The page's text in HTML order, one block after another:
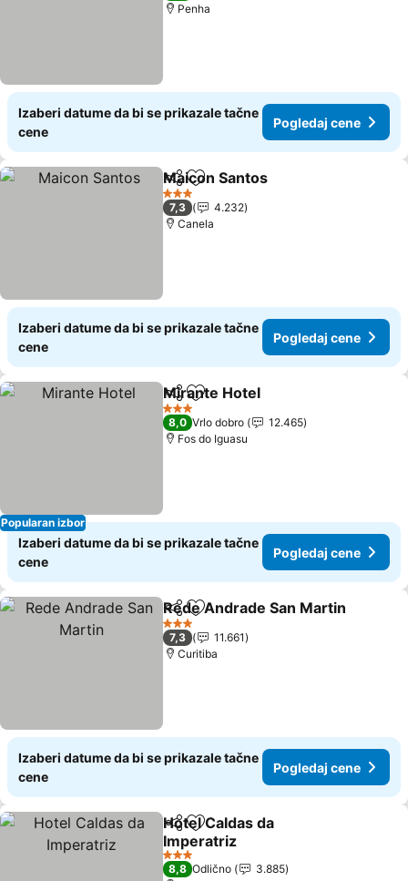
Penha
Izaberi datume da bi se prikazale tačne
cene
Pogledaj cene
Deli Dodati u favorite
Maicon Santos
3 Zvezdice
7,3
4.232
Canela
Izaberi datume da bi se prikazale tačne
cene
Pogledaj cene
Popularan izbor
Deli Dodati u favorite
Mirante Hotel
3 Zvezdice
8,0 Vrlo dobro
12.465
Fos do Iguasu
Izaberi datume da bi se prikazale tačne
cene
Pogledaj cene
Deli Dodati u favorite
Rede Andrade San Martin
3 Zvezdice
7,3
11.661
Curitiba
Izaberi datume da bi se prikazale tačne
cene
Pogledaj cene
Deli Dodati u favorite
Hotel Caldas da
Imperatriz
Pogledaj cene
3 Zvezdice
8,8 Odlično
3.885